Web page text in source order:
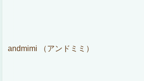
andmimi （アンドミミ）